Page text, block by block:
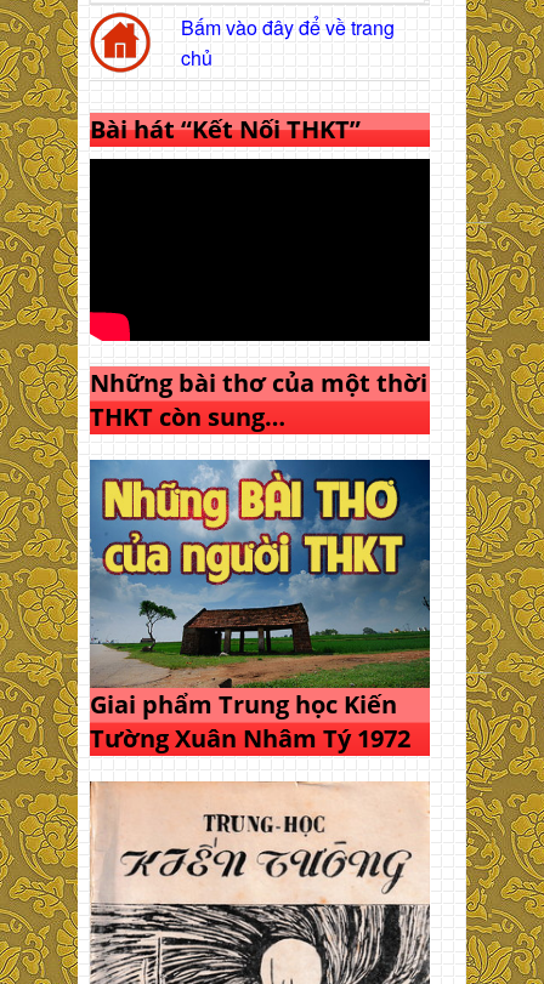
Bấm vào đây để về trang
chủ
Bài hát “Kết Nối THKT”
Những bài thơ của một thời
THKT còn sung…
Giai phẩm Trung học Kiến
Tường Xuân Nhâm Tý 1972